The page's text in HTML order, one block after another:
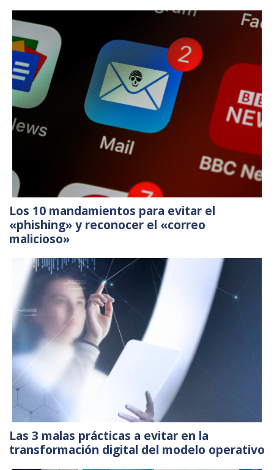
Los 10 mandamientos para evitar el
«phishing» y reconocer el «correo
malicioso»
Las 3 malas prácticas a evitar en la
transformación digital del modelo operativo